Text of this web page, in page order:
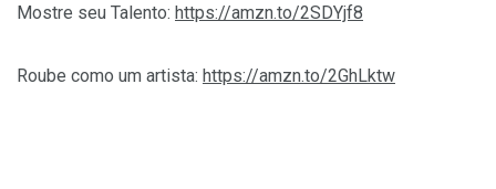
Mostre seu Talento: https://amzn.to/2SDYjf8
Roube como um artista: https://amzn.to/2GhLktw